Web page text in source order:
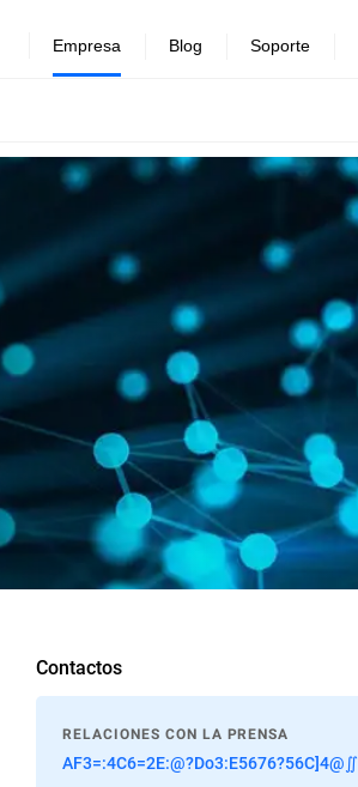
Empresa Blog Soporte
Contactos
RELACIONES CON LA PRENSA
AF3=:4C6=2E:@?Do3:E5676?56C]4@∬